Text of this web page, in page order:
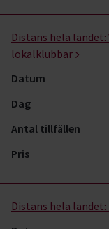
Distans hela landet:
lokalklubbar
Datum
Dag
Antal tillfällen
Pris
Distans hela landet: